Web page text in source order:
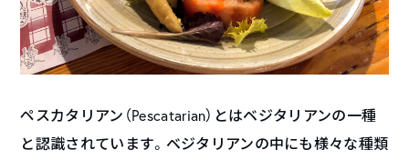
ペスカタリアン（Pescatarian）とはベジタリアンの一種
と認識されています。ベジタリアンの中にも様々な種類